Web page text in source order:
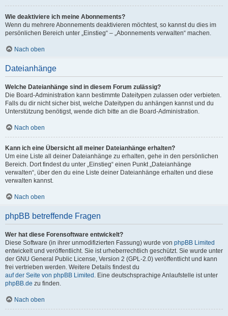
Wie deaktiviere ich meine Abonnements?
Wenn du mehrere Abonnements deaktivieren möchtest, so kannst du dies im
persönlichen Bereich unter „Einstieg“ – „Abonnements verwalten“ machen.
Nach oben
Dateianhänge
Welche Dateianhänge sind in diesem Forum zulässig?
Die Board-Administration kann bestimmte Dateitypen zulassen oder verbieten.
Falls du dir nicht sicher bist, welche Dateitypen du anhängen kannst und du
Unterstützung benötigst, wende dich bitte an die Board-Administration.
Nach oben
Kann ich eine Übersicht all meiner Dateianhänge erhalten?
Um eine Liste all deiner Dateianhänge zu erhalten, gehe in den persönlichen
Bereich. Dort findest du unter „Einstieg“ einen Punkt „Dateianhänge
verwalten“, über den du eine Liste deiner Dateianhänge erhalten und diese
verwalten kannst.
Nach oben
phpBB betreffende Fragen
Wer hat diese Forensoftware entwickelt?
Diese Software (in ihrer unmodifizierten Fassung) wurde von phpBB Limited
entwickelt und veröffentlicht. Sie ist urheberrechtlich geschützt. Sie wurde unter
der GNU General Public License, Version 2 (GPL-2.0) veröffentlicht und kann
frei vertrieben werden. Weitere Details findest du
auf der Seite von phpBB Limited . Eine deutschsprachige Anlaufstelle ist unter
phpBB.de zu finden.
Nach oben